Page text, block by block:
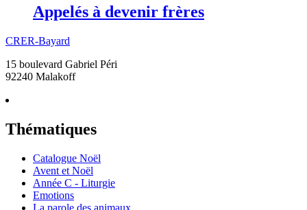
Appelés à devenir frères
CRER-Bayard
15 boulevard Gabriel Péri
92240 Malakoff
Thématiques
Catalogue Noël
Avent et Noël
Année C - Liturgie
Emotions
La parole des animaux